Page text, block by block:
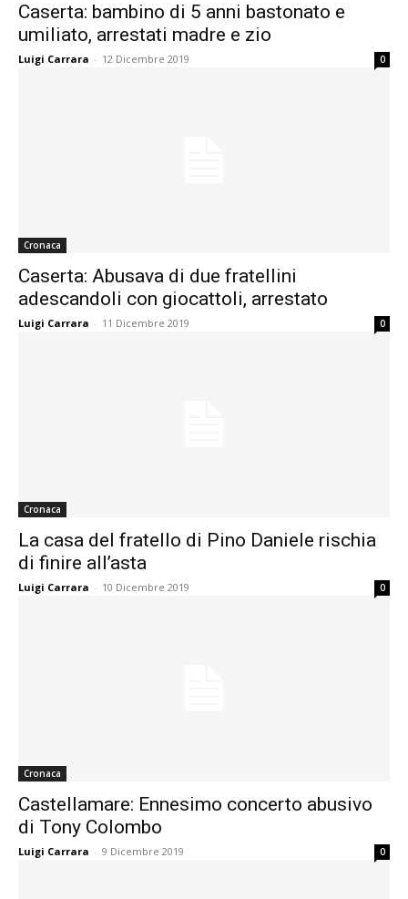
Caserta: bambino di 5 anni bastonato e
umiliato, arrestati madre e zio
Luigi Carrara - 12 Dicembre 2019 0
Cronaca
Caserta: Abusava di due fratellini
adescandoli con giocattoli, arrestato
Luigi Carrara - 11 Dicembre 2019 0
Cronaca
La casa del fratello di Pino Daniele rischia
di finire all’asta
Luigi Carrara - 10 Dicembre 2019 0
Cronaca
Castellamare: Ennesimo concerto abusivo
di Tony Colombo
Luigi Carrara - 9 Dicembre 2019 0